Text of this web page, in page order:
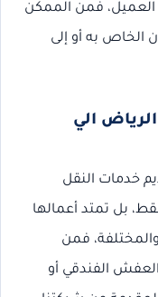
العميل، فمن الممكن
الخاص به أو إلى
الي
خدمات النقل
بل تمتد أعمالها
فمن
الفندقي أو